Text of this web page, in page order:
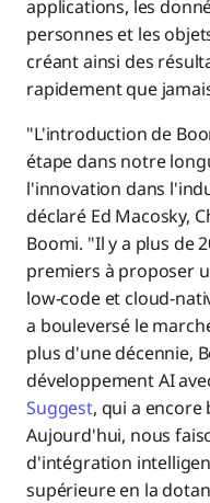
applications, les
personnes et les
créant ainsi des
rapidement que
"L'introduction de
étape dans notre
l'innovation dans
déclaré Ed Macosky,
Boomi. "Il y a plus de
premiers à proposer
low-code et cloud-
a bouleversé le
plus d'une décennie,
développement AI
Suggest, qui a encore
Aujourd'hui, nous
d'intégration
supérieure en la